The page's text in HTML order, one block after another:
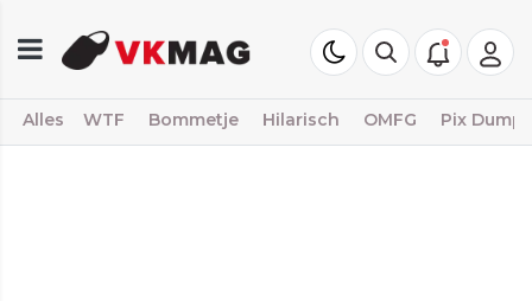
Alles WTF Bommetje Hilarisch OMFG Pix Dump